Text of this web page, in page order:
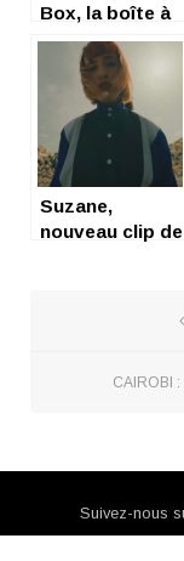
Box, la boîte à
rythmes qui
dépote
Suzane,
nouveau clip de
CAIROBI
Suivez-nous